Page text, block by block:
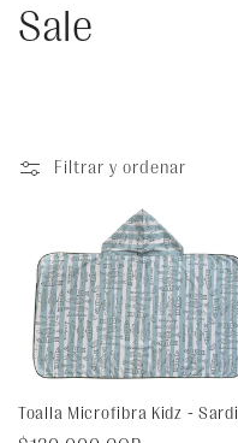
C
e
c
ó
Sale
Filtrar y ordenar
Toalla Microfibra Kidz -